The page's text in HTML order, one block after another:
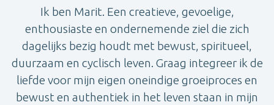
Ik ben Marit. Een creatieve, gevoelige,
enthousiaste en ondernemende ziel die zich
dagelijks bezig houdt met bewust, spiritueel,
duurzaam en cyclisch leven. Graag integreer ik de
liefde voor mijn eigen oneindige groeiproces en
bewust en authentiek in het leven staan in mijn